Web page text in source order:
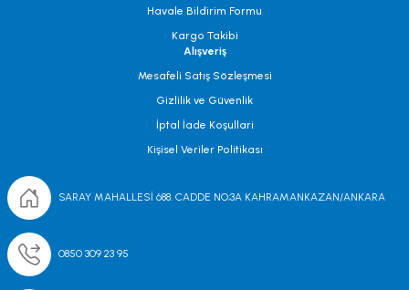
Havale Bildirim Formu
Kargo Takibi
Alışveriş
Mesafeli Satış Sözleşmesi
Gizlilik ve Güvenlik
İptal İade Koşullari
Kişisel Veriler Politikası
SARAY MAHALLESİ 688. CADDE NO;3A KAHRAMANKAZAN/ANKARA
0850 309 23 95